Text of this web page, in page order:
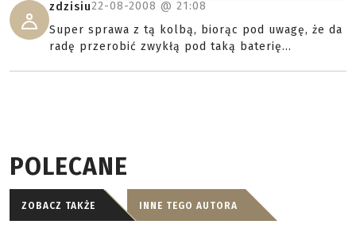
zdzisiu22-08-2008 @ 21:08
Super sprawa z tą kolbą, biorąc pod uwagę, że da
radę przerobić zwykłą pod taką baterię...
POLECANE
ZOBACZ TAKŻE INNE TEGO AUTORA